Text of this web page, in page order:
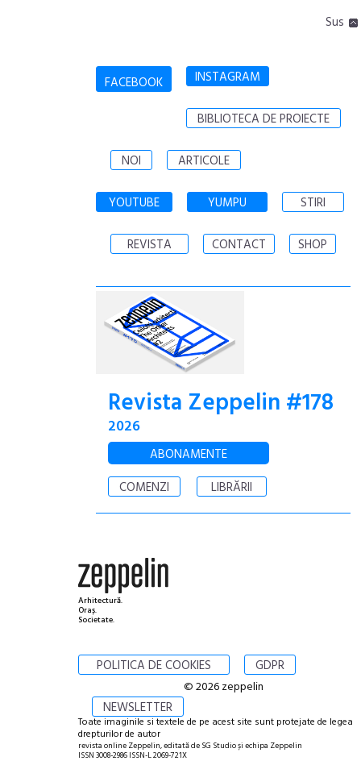
Sus
FACEBOOK INSTAGRAM
BIBLIOTECA DE PROIECTE
NOI ARTICOLE
YOUTUBE YUMPU STIRI
REVISTA CONTACT SHOP
Revista Zeppelin #178
2026
ABONAMENTE
COMENZI
LIBRĂRII
Arhitectură.
Oraș.
Societate.
POLITICA DE COOKIES GDPR
NEWSLETTER
© 2026 zeppelin
Toate imaginile si textele de pe acest site sunt protejate de legea
drepturilor de autor
revista online Zeppelin, editată de SG Studio și echipa Zeppelin
ISSN 3008-2986 ISSN-L 2069-721X